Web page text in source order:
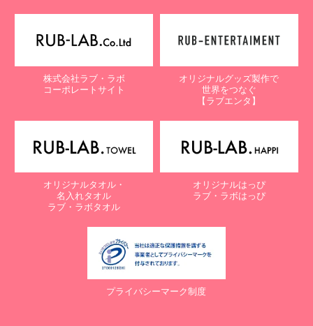
【個人情報保護に関するお問合せ先】
株式会社ラブ・ラボ
電話：087-847-2000
電子メール：info@rub-lab.com
【認定個人情報保護団体の名称及び、苦情の解決の申出先】
一般財団法人日本情報経済社会推進協会
〒106-0032 東京都港区六本木一丁目9番9号 六本木ファースト
ビル内
電話：03-5860-7565 / 0120-700-779
７. 個人情報の提供の任意性と提供されない場合に起こりうる影響
お客様がご自身の個人情報を弊社に提供されるか否かは、お客様の
ご判断によりますが、もしご提供されない場合には、適切なサービ
スが提供できない場合がありますので予めご了承ください。
株式会社ラブ・ラボ
コーポレートサイト
オリジナルグッズ製作で
世界をつなぐ
【ラブエンタ】
オリジナルタオル・
名入れタオル
ラブ・ラボタオル
オリジナルはっぴ
ラブ・ラボはっぴ
プライバシーマーク制度